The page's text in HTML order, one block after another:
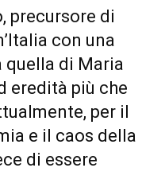
precursore di
con una
quella di Maria
eredità più che
per il
e il caos della
di essere